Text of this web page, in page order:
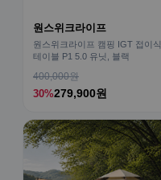
원스위크라이프
원스위크라이프 캠핑 IGT 접이식
테이블 P1 5.0 유닛, 블랙
400,000원
30%279,900원